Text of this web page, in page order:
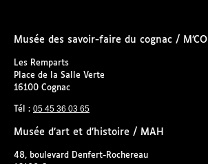
Musée des savoir-faire du cognac / M’CO
Les Remparts
Place de la Salle Verte
16100 Cognac
Tél : 05 45 36 03 65
Musée d’art et d’histoire / MAH
48, boulevard Denfert-Rochereau